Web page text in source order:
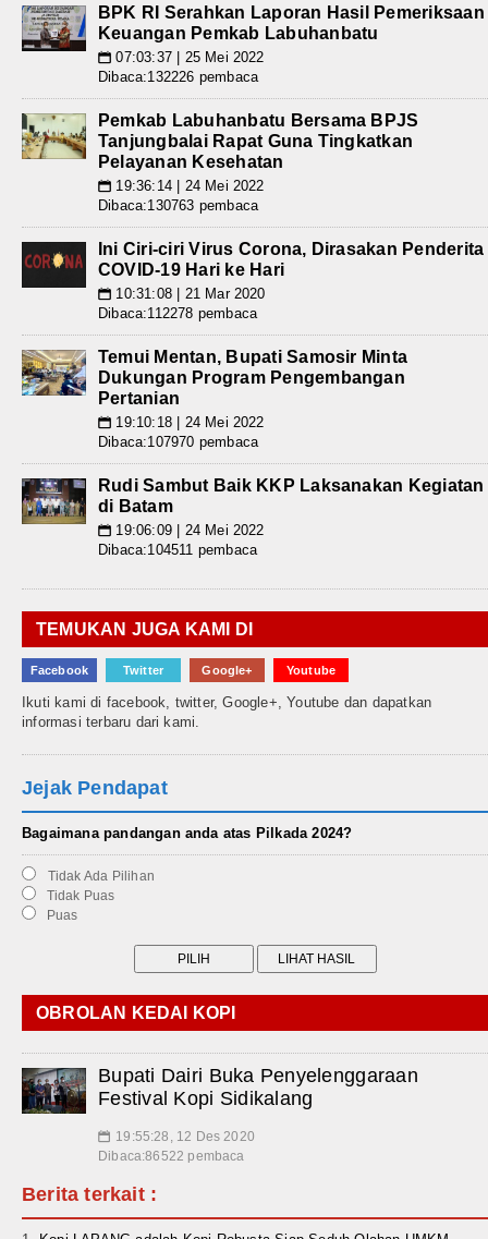
BPK RI Serahkan Laporan Hasil Pemeriksaan
Keuangan Pemkab Labuhanbatu
📅 07:03:37 | 25 Mei 2022
Dibaca:132226 pembaca
Pemkab Labuhanbatu Bersama BPJS
Tanjungbalai Rapat Guna Tingkatkan
Pelayanan Kesehatan
📅 19:36:14 | 24 Mei 2022
Dibaca:130763 pembaca
Ini Ciri-ciri Virus Corona, Dirasakan Penderita
COVID-19 Hari ke Hari
📅 10:31:08 | 21 Mar 2020
Dibaca:112278 pembaca
Temui Mentan, Bupati Samosir Minta
Dukungan Program Pengembangan
Pertanian
📅 19:10:18 | 24 Mei 2022
Dibaca:107970 pembaca
Rudi Sambut Baik KKP Laksanakan Kegiatan
di Batam
📅 19:06:09 | 24 Mei 2022
Dibaca:104511 pembaca
TEMUKAN JUGA KAMI DI
Facebook Twitter Google+ Youtube
Ikuti kami di facebook, twitter, Google+, Youtube dan dapatkan
informasi terbaru dari kami.
Jejak Pendapat
Bagaimana pandangan anda atas Pilkada 2024?
Tidak Ada Pilihan
Tidak Puas
Puas
OBROLAN KEDAI KOPI
Bupati Dairi Buka Penyelenggaraan
Festival Kopi Sidikalang
📅 19:55:28, 12 Des 2020
Dibaca:86522 pembaca
Berita terkait :